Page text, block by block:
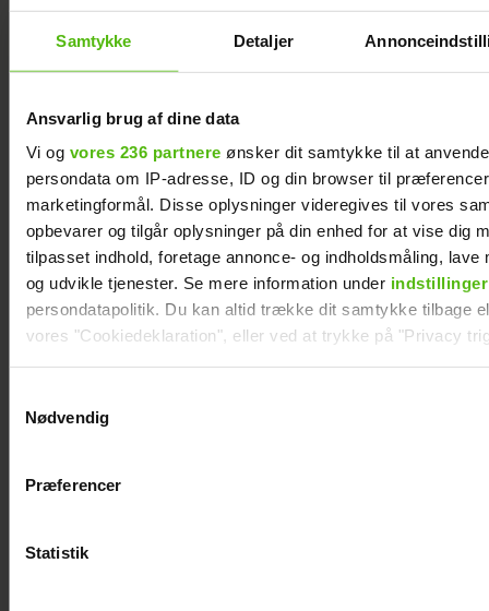
Samtykke Detaljer
Ansvarlig brug af dine data
Vi og vores 236 partnere ønsker dit samtykke til at
persondata om IP-adresse, ID og din browser til
marketingformål. Disse oplysninger videregives til vores
opbevarer og tilgår oplysninger på din enhed for at vise dig
tilpasset indhold, foretage annonce- og indholdsmåling, lave
og udvikle tjenester. Se mere information under indstillinger
persondatapolitik. Du kan altid trække dit samtykke tilbage
vores "Cookiedeklaration", eller ved at trykke på "Privacy
Vi anvender egne cookies og cookies fra tredjeparter til at
generere statistik og huske dine præferencer samt til brug
Nødvendig
Præferencer
Statistik
Mai Manniche afslører ny flamme